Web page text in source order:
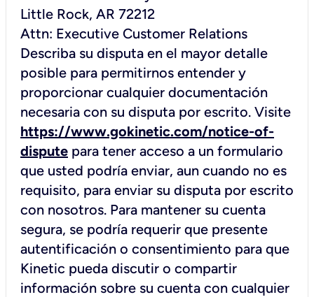
Little Rock, AR 72212
Attn: Executive Customer Relations
Describa su disputa en el mayor detalle
posible para permitirnos entender y
proporcionar cualquier documentación
necesaria con su disputa por escrito. Visite
https://www.gokinetic.com/notice-of-
dispute para tener acceso a un formulario
que usted podría enviar, aun cuando no es
requisito, para enviar su disputa por escrito
con nosotros. Para mantener su cuenta
segura, se podría requerir que presente
autentificación o consentimiento para que
Kinetic pueda discutir o compartir
información sobre su cuenta con cualquier